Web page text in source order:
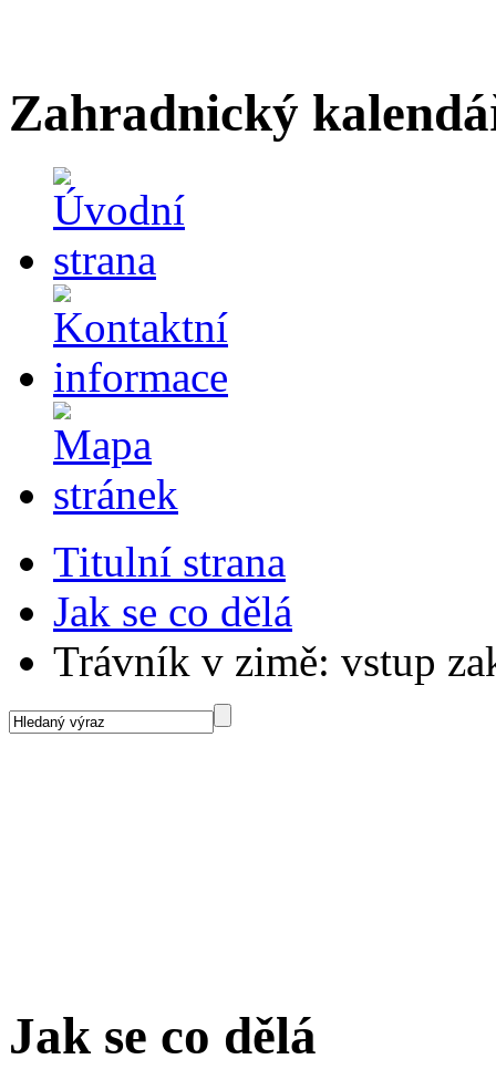
Zahradnický
Titulní strana
Jak se co dělá
Trávník v zimě: vstup
Jak se co dělá